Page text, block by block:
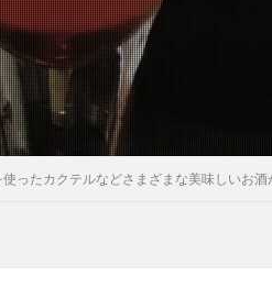
ったカクテルなどさまざまな美味しいお酒